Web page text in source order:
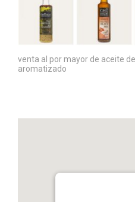
venta al por mayor de aceite
aromatizado